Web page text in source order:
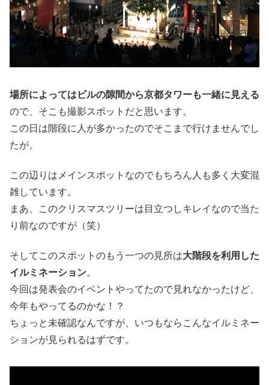
場所によってはビルの隙間から京都タワーも一緒に見える
ので、そこも撮影スポットだと思います。
この日は階段に人が多かったのでそこまで行けませんでし
たが。
この辺りはメインスポットなのでもちろん人も多く大変混
雑しています。
まあ、このクリスマスツリーは目立つしキレイなので当た
り前なのですが（笑）
そしてこのスポットのもう一つの見所は大階段を利用した
イルミネーション。
今回は発表会のイベントやってたので見れなかったけど、
今年もやってるのかな！？
ちょっと未確認なんですが、いつもならこんなイルミネー
ションが見られるはずです。